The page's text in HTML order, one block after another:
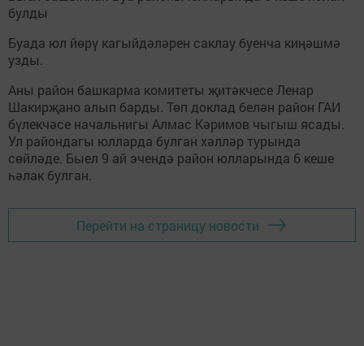
булды
Буада юл йөрү кагыйдәләрен саклау буенча киңәшмә
узды.
Аны район башкарма комитеты җитәкчесе Ленар
Шакирҗано алып барды. Төп доклад белән район ГАИ
бүлекчәсе начальнигы Алмас Кәримов чыгыш ясады.
Ул райондагы юлларда булган хәлләр турында
сөйләде. Быел 9 ай эчендә район юлларында 6 кеше
һәлак булган.
Перейти на страницу новости